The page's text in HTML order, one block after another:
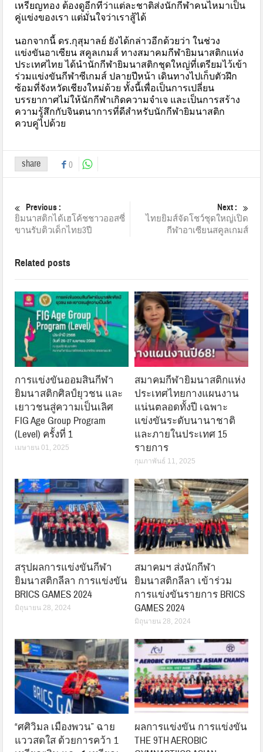
เหรียญทอง ต้องดูอีกทีว่าแต่ละชาติส่งนักกีฬาคนไหมาเป็น
คู่แข่งของเรา แต่มั่นใจว่าเราสู้ได้
นอกจากนี้ ดร.กุสุมาลย์ ยังได้กล่าวอีกด้วยว่า ในช่วง
แข่งขันอาเซียน สคูลเกมส์ ทางสมาคมกีฬายิมนาสติกแห่ง
ประเทศไทย ได้นำนักกีฬายิมนาสติกชุดใหญ่ที่เตรียมไว้เข้า
ร่วมแข่งขันกีฬาซีเกมส์ ปลายปีหน้า เดินทางไปเก็บตัวฝึก
ซ้อมที่จังหวัดเชียงใหม่ด้วย ทั้งนี้เพื่อเป็นการเปลี่ยน
บรรยากาศไม่ให้นักกีฬาเกิดความจำเจ และเป็นการสร้าง
ความรู้สึกกับจินตนาการที่ดีสำหรับนักกีฬายิมนาสติก
ควบคู่ไปด้วย
share 0
Previous :
ยิมนาสติกได้เฮโค้ชชาวออสซี่
ขานรับติวเด็กไทย3ปี
Next :
ไทยยิมส์จัดโชว์ชุดใหญ่เปิด
กีฬาอาเซียนสคูลเกมส์
Related posts
การแข่งขันออมสินกีฬา
ยิมนาสติกศิลป์ยุวชน และ
เยาวชนสู่ความเป็นเลิศ
FIG Age Group Program
(Level) ครั้งที่ 1
เมษายน 01, 2025
สมาคมกีฬายิมนาสติกแห่ง
ประเทศไทยกางแผนงาน
แน่นตลอดทั้งปี เฉพาะ
แข่งขันระดับนานาชาติ
และภายในประเทศ 15
รายการ
กุมภาพันธ์ 11, 2025
สรุปผลการแข่งขันกีฬา
ยิมนาสติกลีลา การแข่งขัน
BRICS GAMES 2024
มิถุนายน 28, 2024
สมาคมฯ ส่งนักกีฬา
ยิมนาสติกลีลา เข้าร่วม
การแข่งขันรายการ BRICS
GAMES 2024
มิถุนายน 28, 2024
“ศศิวิมล เมืองพวน” ฉาย
แววสดใส ด้วยการคว้า 1
ผลการแข่งขัน การแข่งขัน
THE 9TH AEROBIC